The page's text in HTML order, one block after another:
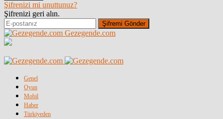
Şifrenizi mi unuttunuz?
Şifrenizi geri alın.
Gezegende.com
Genel
Oyun
Mobil
Haber
Türkiyeden